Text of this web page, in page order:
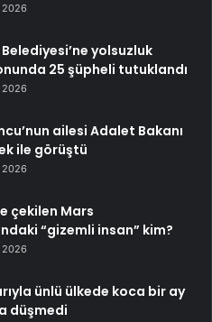
2026
yolsuzluk
25 şüpheli tutuklandı
2026
ailesi Adalet Bakanı
ile görüştü
2026
çekilen Mars
“gizemli insan” kim?
2026
ünlü ülkede koca bir ay
düşmedi